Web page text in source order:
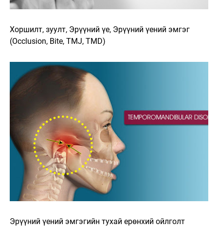
Хоршилт, зуулт, Эрүүний үе, Эрүүний үений эмгэг
(Occlusion, Bite, TMJ, TMD)
Эрүүний үений эмгэгийн тухай ерөнхий ойлголт